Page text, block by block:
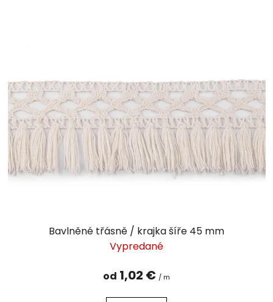
Bavlněné třásně / krajka šíře 45 mm
Vypredané
od 1,02 € / m